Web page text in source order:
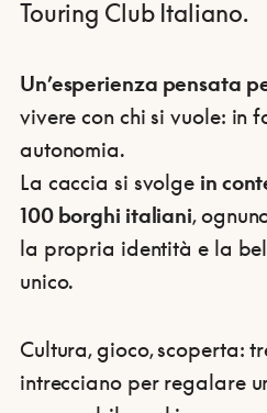
Touring Club Italiano.
Un’esperienza pensata
vivere con chi si vuole: in
autonomia.
La caccia si svolge in
100 borghi italiani,
la propria identità e la
unico.
Cultura, gioco, scoperta:
intrecciano per regalare